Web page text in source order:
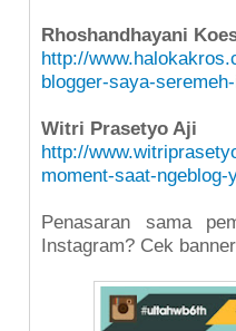
Rhoshandhayani
http://
blogger-saya-
Witri Prasetyo Aji
http://
moment-saat-ngeblog-
Penasaran sama
Instagram? Cek